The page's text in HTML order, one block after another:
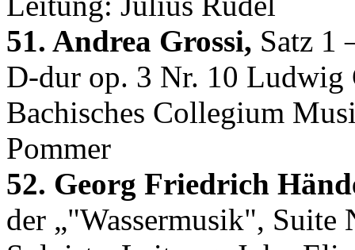
51. Andrea Grossi, Satz 1
D-dur op. 3 Nr. 10 Ludwig
Bachisches Collegium
Pommer
52. Georg Friedrich
der „"Wassermusik",